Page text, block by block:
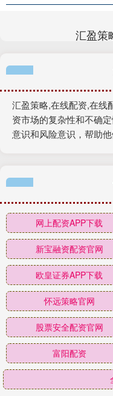
汇盈策
汇盈策略,在线配资,在线
资市场的复杂性和不确
意识和风险意识，帮助
网上配资APP下载
新宝融资配资官网
欧皇证券APP下载
怀远策略官网
股票安全配资官网
富阳配资